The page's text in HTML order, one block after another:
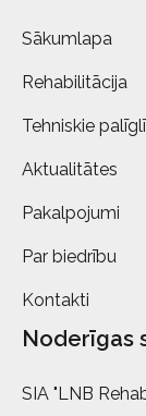
Sākumlapa
Rehabilitācija
Tehniskie
Aktualitātes
Pakalpojumi
Par biedrību
Kontakti
Noderīgas
SIA "LNB